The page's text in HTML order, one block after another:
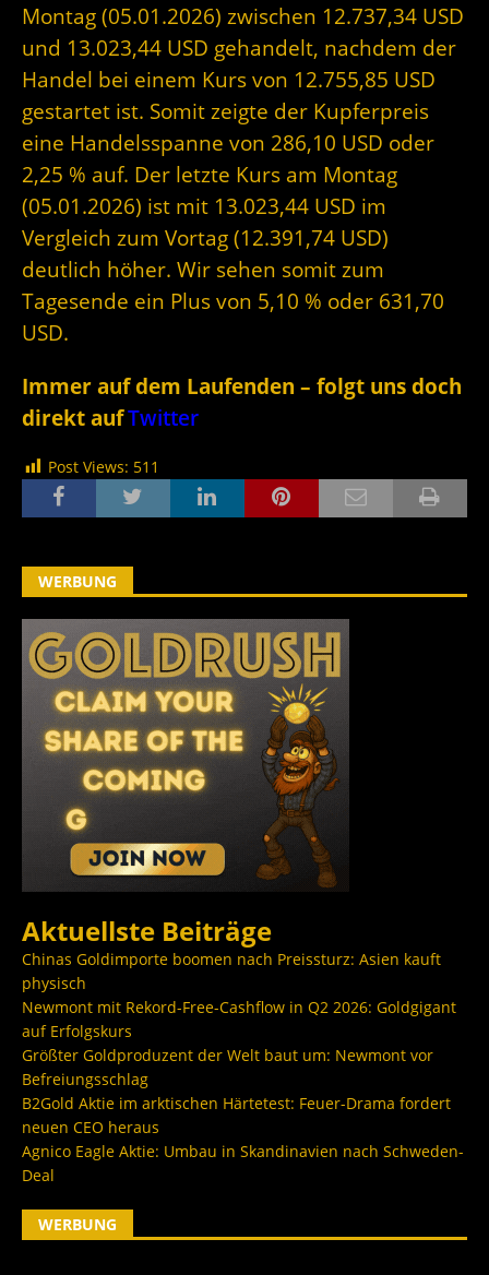
Montag (05.01.2026) zwischen 12.737,34 USD
und 13.023,44 USD gehandelt, nachdem der
Handel bei einem Kurs von 12.755,85 USD
gestartet ist. Somit zeigte der Kupferpreis
eine Handelsspanne von 286,10 USD oder
2,25 % auf. Der letzte Kurs am Montag
(05.01.2026) ist mit 13.023,44 USD im
Vergleich zum Vortag (12.391,74 USD)
deutlich höher. Wir sehen somit zum
Tagesende ein Plus von 5,10 % oder 631,70
USD.
Immer auf dem Laufenden – folgt uns doch
direkt aufTwitter
Post Views: 511
WERBUNG
Aktuellste Beiträge
Chinas Goldimporte boomen nach Preissturz: Asien kauft
physisch
Newmont mit Rekord-Free-Cashflow in Q2 2026: Goldgigant
auf Erfolgskurs
Größter Goldproduzent der Welt baut um: Newmont vor
Befreiungsschlag
B2Gold Aktie im arktischen Härtetest: Feuer-Drama fordert
neuen CEO heraus
Agnico Eagle Aktie: Umbau in Skandinavien nach Schweden-
Deal
WERBUNG